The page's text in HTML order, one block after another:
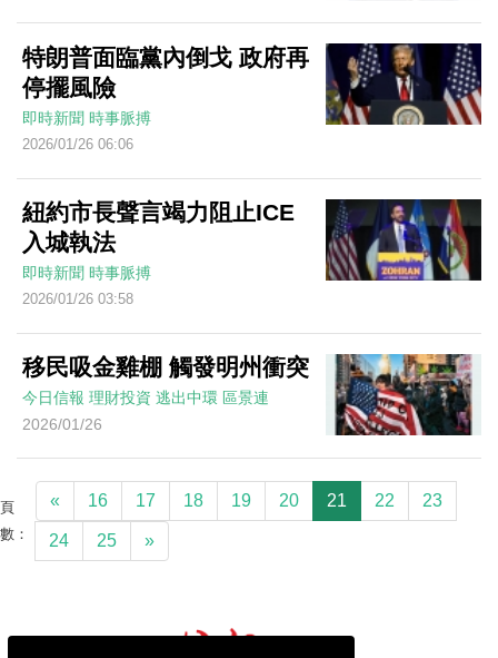
特朗普面臨黨內倒戈 政府再
停擺風險
即時新聞 時事脈搏
2026/01/26 06:06
紐約市長聲言竭力阻止ICE
入城執法
即時新聞 時事脈搏
2026/01/26 03:58
移民吸金雞棚 觸發明州衝突
今日信報 理財投資 逃出中環 區景連
2026/01/26
頁
數：
« 16 17 18 19 20 21 22 23
24 25 »